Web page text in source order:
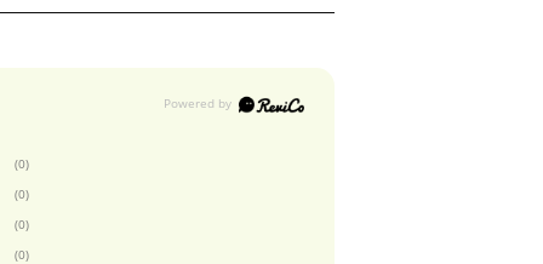
(0)
(0)
(0)
(0)